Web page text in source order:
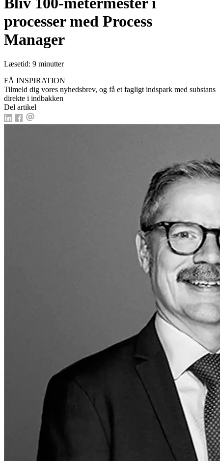
processer med Process
Manager
Læsetid: 9 minutter
FÅ INSPIRATION
Tilmeld dig vores nyhedsbrev, og få et fagligt indspark med substans
direkte i indbakken
Del artikel